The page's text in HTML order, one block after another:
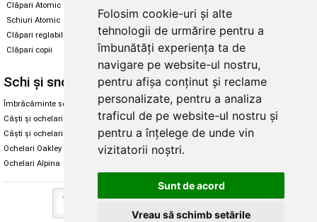
Folosim cookie-uri și alte
tehnologii de urmărire pentru a
îmbunătăți experiența ta de
navigare pe website-ul nostru,
pentru afișa conținut și reclame
personalizate, pentru a analiza
traficul de pe website-ul nostru și
pentru a înțelege de unde vin
vizitatorii noștri.
Sunt de acord
Vreau să schimb setările
Clăpari Atomic
Schiuri Atomic
Clăpari reglabili
Clăpari copii
Skate & longboard
Santa Cruz
Enuff Skateboards
Schi și snowboard
Îmbrăcăminte schi și snowboard
Căști și ochelari de iarnă
Căști și ochelari Alpina
Ochelari Oakley
Ochelari Alpina
Diverse
Cum aleg rolele
Cum aleg ochelarii
Ochelari de soare Oakley
Ochelari de soare Alpina